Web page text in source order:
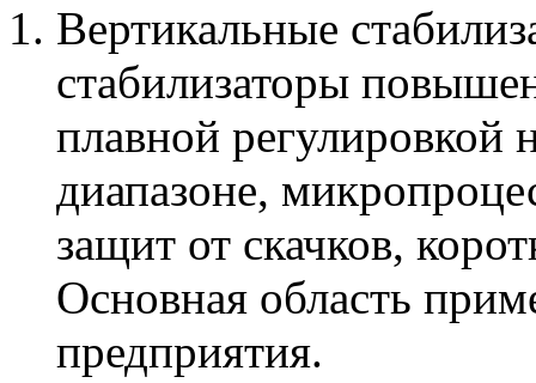
Вертикальные
стабилизаторы
плавной
диапазоне,
защит от скачков,
Основная область
предприятия.